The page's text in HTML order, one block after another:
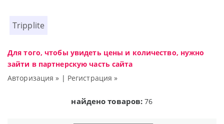
Tripplite
Для того, чтобы увидеть цены и количество, нужно
зайти в партнерскую часть сайта
Авторизация » | Регистрация »
найдено товаров: 76